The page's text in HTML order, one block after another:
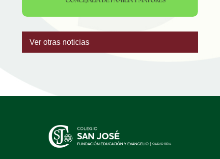
Ver otras noticias